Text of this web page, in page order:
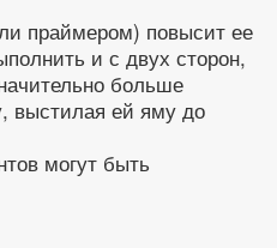
праймером) повысит ее
и с двух сторон,
больше
выстилая ей яму до
могут быть